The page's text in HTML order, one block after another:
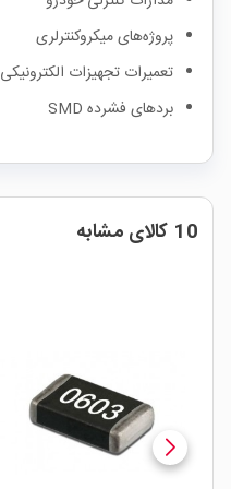
پروژه‌های میکروکنترلری
تعمیرات تجهیزات الکترونیکی
بردهای فشرده SMD
10 کالای مشابه